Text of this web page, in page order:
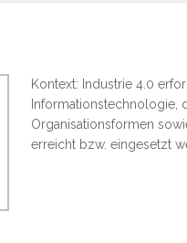
Kontext: Industrie 4.0
Informationstechnologie,
Organisationsformen
erreicht bzw. eingesetzt